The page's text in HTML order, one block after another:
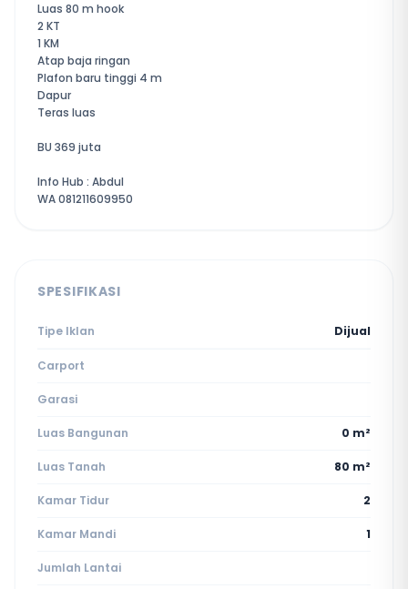
Luas 80 m hook
2 KT
1 KM
Atap baja ringan
Plafon baru tinggi 4 m
Dapur
Teras luas
BU 369 juta
Info Hub : Abdul
WA 081211609950
SPESIFIKASI
Tipe Iklan Dijual
Carport
Garasi
Luas Bangunan 0 m²
Luas Tanah 80 m²
Kamar Tidur 2
Kamar Mandi 1
Jumlah Lantai